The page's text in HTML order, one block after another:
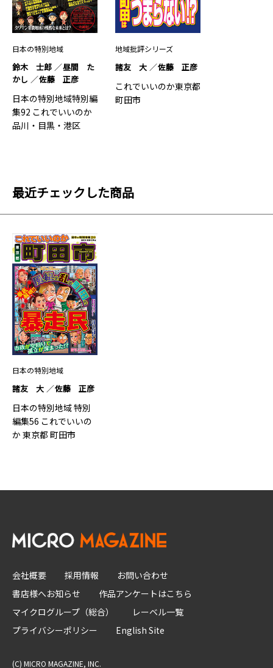
日本の特別地域
鈴木 士郎
昼間 た
かし
佐藤 正彦
日本の特別地域特別編
集92 これでいいのか
品川・目黒・港区
地域批評シリーズ
諸友 大 佐藤 正彦
これでいいのか東京都
町田市
最近チェックした商品
日本の特別地域
諸友 大 佐藤 正彦
日本の特別地域 特別
編集56 これでいいの
か 東京都 町田市
会社概要 採用情報
お問い合わせ
書店様へお知らせ
作品アンケートはこちら
マイクログループ（総合）
レーベル一覧
プライバシーポリシー
English Site
(C) MICRO MAGAZINE, INC.